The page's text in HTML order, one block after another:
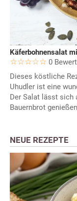
Käferbohnensalat
0
Dieses köstliche
Uhudler ist eine
Der Salat lässt sich
Bauernbrot
NEUE REZEPTE